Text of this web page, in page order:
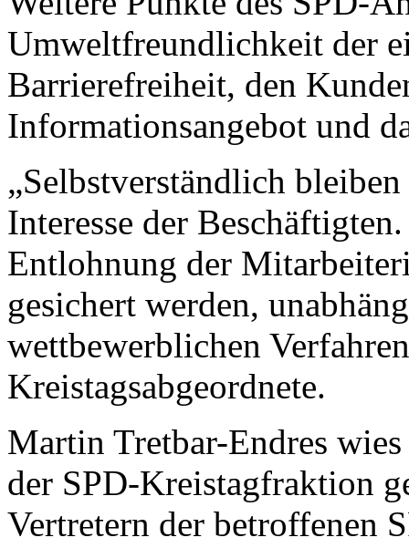
Umweltfreundlichkeit der
Barrierefreiheit, den
Informationsangebot und
„Selbstverständlich
Interesse der
Entlohnung der
gesichert werden,
wettbewerblichen
Kreistagsabgeordnete.
Martin Tretbar-Endres
der SPD-Kreistagfraktion
Vertretern der betroffenen